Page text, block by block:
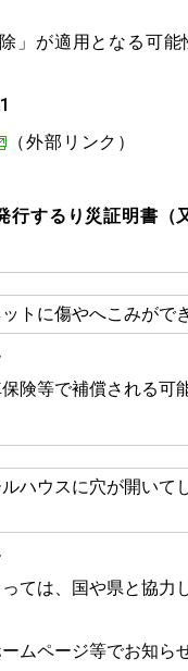
」が適用となる可
（外部リンク）
行するり災証明書（
トに傷やへこみがで
険等で補償される可
ハウスに穴が開いて
ては、国や県と協力
ムページ等でお知ら